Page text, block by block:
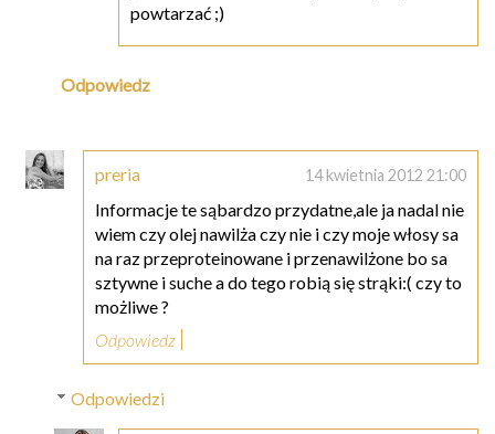
powtarzać ;)
Odpowiedz
preria 14 kwietnia 2012 21:00
Informacje te sąbardzo przydatne,ale ja nadal nie
wiem czy olej nawilża czy nie i czy moje włosy sa
na raz przeproteinowane i przenawilżone bo sa
sztywne i suche a do tego robią się strąki:( czy to
możliwe ?
Odpowiedz
Odpowiedzi